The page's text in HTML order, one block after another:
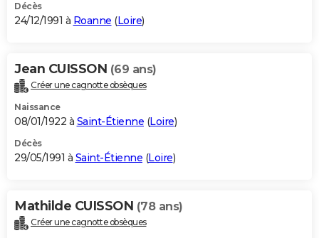
Décès
24/12/1991 à Roanne (Loire)
Jean CUISSON (69 ans)
Créer une cagnotte obsèques
Naissance
08/01/1922 à Saint-Étienne (Loire)
Décès
29/05/1991 à Saint-Étienne (Loire)
Mathilde CUISSON (78 ans)
Créer une cagnotte obsèques